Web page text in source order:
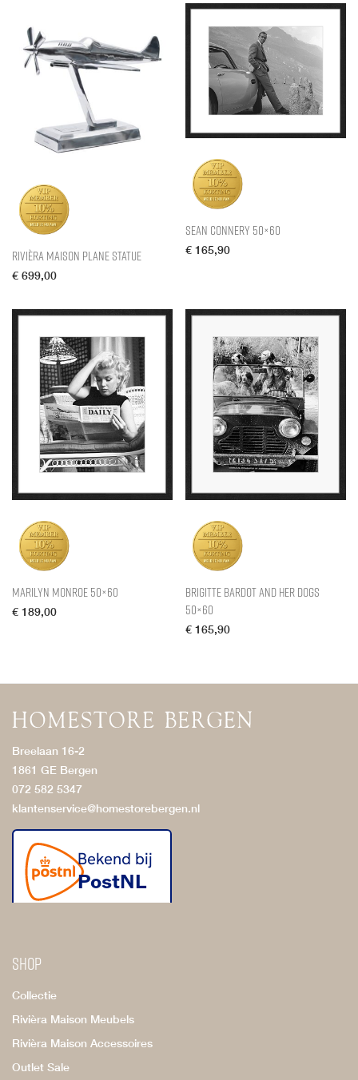
Rivièra Maison Plane Statue
€ 699,00
Sean Connery 50×60
€ 165,90
Marilyn Monroe 50×60
€ 189,00
Brigitte Bardot and her Dogs
50×60
€ 165,90
Breelaan 16-2
1861 GE Bergen
072 582 5347
klantenservice@homestorebergen.nl
Shop
Collectie
Rivièra Maison Meubels
Rivièra Maison Accessoires
Outlet Sale